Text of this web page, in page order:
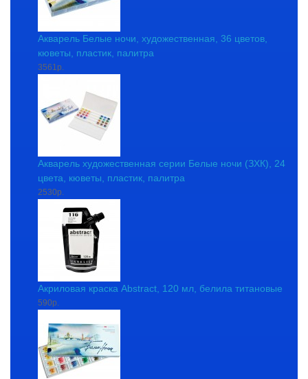
Акварель Белые ночи, художественная, 36 цветов,
кюветы, пластик, палитра
3561р.
Акварель художественная серии Белые ночи (ЗХК), 24
цвета, кюветы, пластик, палитра
2530р.
Акриловая краска Abstract, 120 мл, белила титановые
590р.